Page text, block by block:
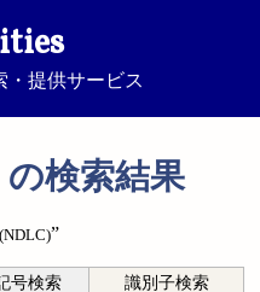
・提供サービス
検索結果
(NDLC)”
号検索 識別子検索